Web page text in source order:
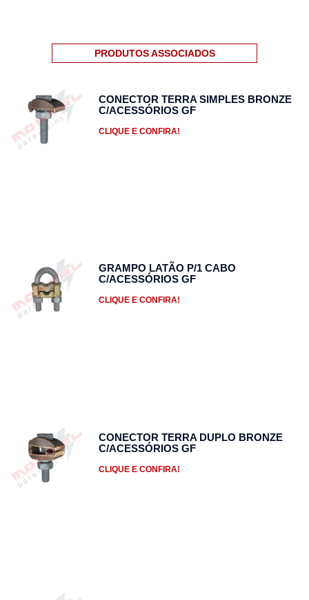
PRODUTOS ASSOCIADOS
CONECTOR TERRA SIMPLES BRONZE
C/ACESSÓRIOS GF
CLIQUE E CONFIRA!
GRAMPO LATÃO P/1 CABO
C/ACESSÓRIOS GF
CLIQUE E CONFIRA!
CONECTOR TERRA DUPLO BRONZE
C/ACESSÓRIOS GF
CLIQUE E CONFIRA!